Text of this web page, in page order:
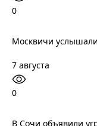
0
Москвичи
7 августа
0
В Сочи объявили